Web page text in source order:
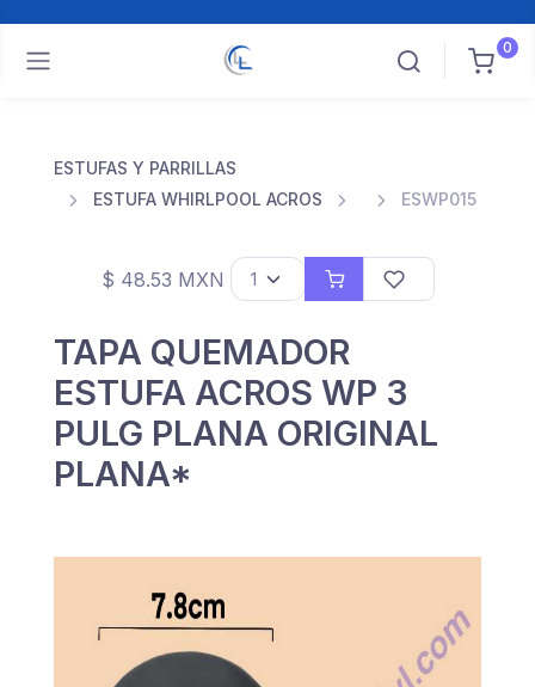
0
ESTUFAS Y PARRILLAS
ESTUFA WHIRLPOOL ACROS
ESWP015
$ 48.53 MXN
TAPA QUEMADOR
ESTUFA ACROS WP 3
PULG PLANA ORIGINAL
PLANA*